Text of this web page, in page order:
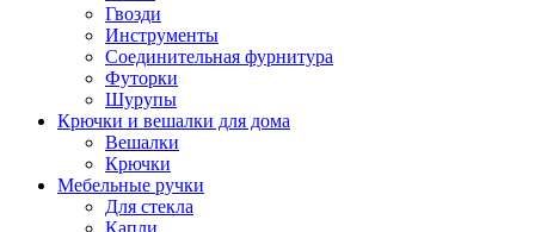
Гвозди
Инструменты
Соединительная фурнитура
Футорки
Шурупы
Крючки и вешалки для дома
Вешалки
Крючки
Мебельные ручки
Для стекла
Капли